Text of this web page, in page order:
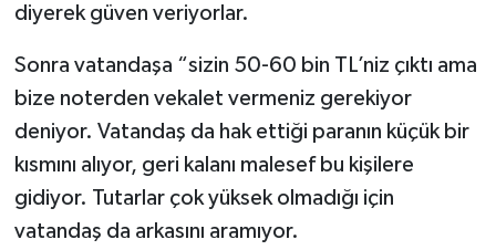
diyerek güven veriyorlar.
Sonra vatandaşa “sizin 50-60 bin TL’niz çıktı ama
bize noterden vekalet vermeniz gerekiyor
deniyor. Vatandaş da hak ettiği paranın küçük bir
kısmını alıyor, geri kalanı malesef bu kişilere
gidiyor. Tutarlar çok yüksek olmadığı için
vatandaş da arkasını aramıyor.